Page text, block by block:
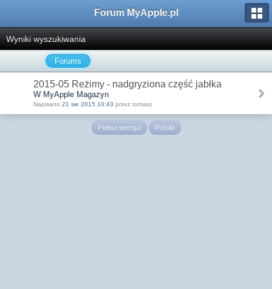
Forum MyApple.pl
Wyniki wyszukiwania
Forums
2015-05 Reżimy - nadgryziona część jabłka
W MyApple Magazyn
Napisano 21 sie 2015 10:43 przez tomasz
Pełna wersja Polski